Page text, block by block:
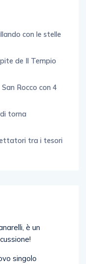
con le stelle
de Il Tempio
Rocco con 4
torna
tra i tesori
è un
singolo